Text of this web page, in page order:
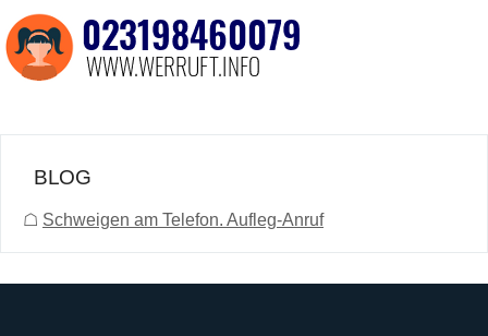
BLOG
☖ Schweigen am Telefon. Aufleg-Anruf